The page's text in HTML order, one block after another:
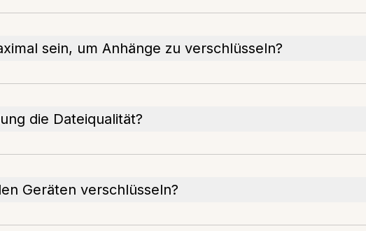
sein, um Anhänge zu verschlüsseln?
die Dateiqualität?
Geräten verschlüsseln?